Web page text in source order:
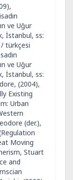
ve Uğur
İstanbul, ss:
türkçesi
ve Uğur
İstanbul, ss:
(2004),
Existing
Urban
(der.),
Moving
Stuart
and